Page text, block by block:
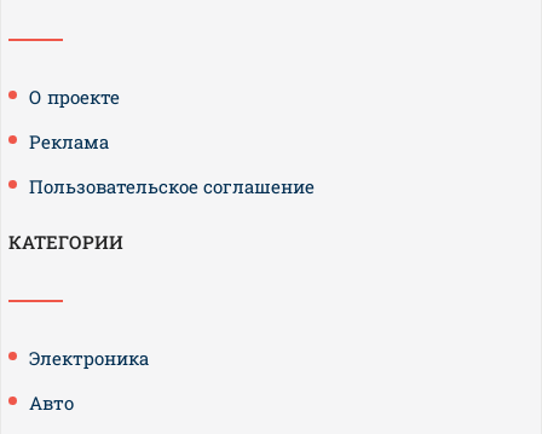
О проекте
Реклама
Пользовательское соглашение
КАТЕГОРИИ
Электроника
Авто